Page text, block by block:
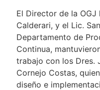
El Director de la OGJ
Calderari, y el Lic.
Departamento de
Continua,
trabajo con los Dres.
Cornejo Costas,
diseño e